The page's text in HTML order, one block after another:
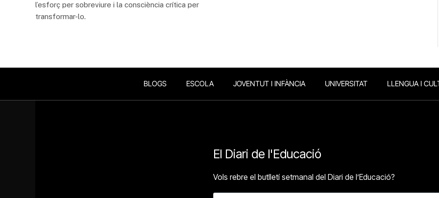
l’esforç per sobreviure i la consciència crítica per
transformar-lo.
BLOGS ESCOLA JOVENTUT I INFÀNCIA UNIVERSITAT LLENGUA I